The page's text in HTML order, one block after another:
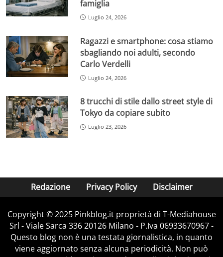
famiglia
Luglio 24, 2026
Ragazzi e smartphone: cosa stiamo
sbagliando noi adulti, secondo
Carlo Verdelli
Luglio 24, 2026
8 trucchi di stile dallo street style di
Tokyo da copiare subito
Luglio 23, 2026
Redazione Privacy Policy Disclaimer
Copyright © 2025 Pinkblog.it proprietà di T-Mediahouse
Srl - Viale Sarca 336 20126 Milano - P.Iva 06933670967 -
Questo blog non è una testata giornalistica, in quanto
viene aggiornato senza alcuna periodicità. Non può